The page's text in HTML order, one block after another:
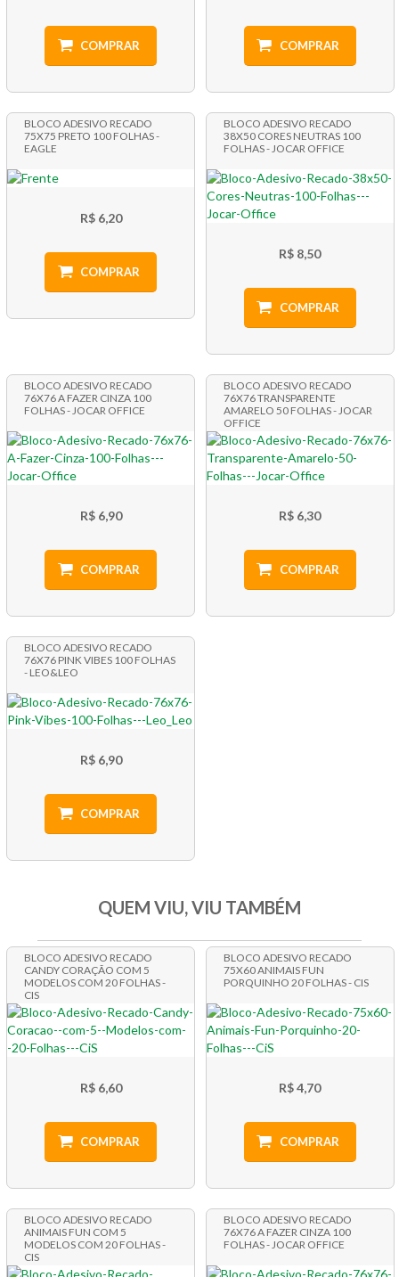
COMPRAR COMPRAR
BLOCO ADESIVO RECADO
75X75 PRETO 100 FOLHAS -
EAGLE
R$ 6,20
COMPRAR
BLOCO ADESIVO RECADO
38X50 CORES NEUTRAS 100
FOLHAS - JOCAR OFFICE
R$ 8,50
COMPRAR
BLOCO ADESIVO RECADO
76X76 A FAZER CINZA 100
FOLHAS - JOCAR OFFICE
R$ 6,90
COMPRAR
BLOCO ADESIVO RECADO
76X76 TRANSPARENTE
AMARELO 50 FOLHAS - JOCAR
OFFICE
R$ 6,30
COMPRAR
BLOCO ADESIVO RECADO
76X76 PINK VIBES 100 FOLHAS
- LEO&LEO
R$ 6,90
COMPRAR
QUEM VIU, VIU TAMBÉM
BLOCO ADESIVO RECADO
CANDY CORAÇÃO COM 5
MODELOS COM 20 FOLHAS -
CIS
R$ 6,60
COMPRAR
BLOCO ADESIVO RECADO
75X60 ANIMAIS FUN
PORQUINHO 20 FOLHAS - CIS
R$ 4,70
COMPRAR
BLOCO ADESIVO RECADO
ANIMAIS FUN COM 5
MODELOS COM 20 FOLHAS -
CIS
BLOCO ADESIVO RECADO
76X76 A FAZER CINZA 100
FOLHAS - JOCAR OFFICE